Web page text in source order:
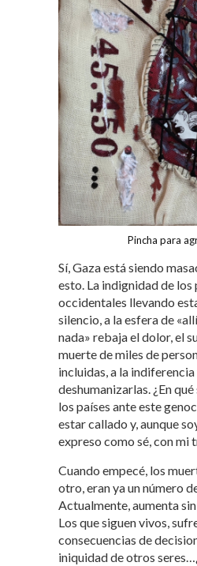
Pincha para
Sí, Gaza está siendo
esto. La indignidad de los
occidentales llevando
silencio, a la esfera de
nada» rebaja el dolor, el
muerte de miles de
incluidas, a la
deshumanizarlas. ¿En
los países ante este
estar callado y, aunque
expreso como sé, con mi
Cuando empecé, los
otro, eran ya un número
Actualmente, aumenta
Los que siguen vivos,
consecuencias de
iniquidad de otros